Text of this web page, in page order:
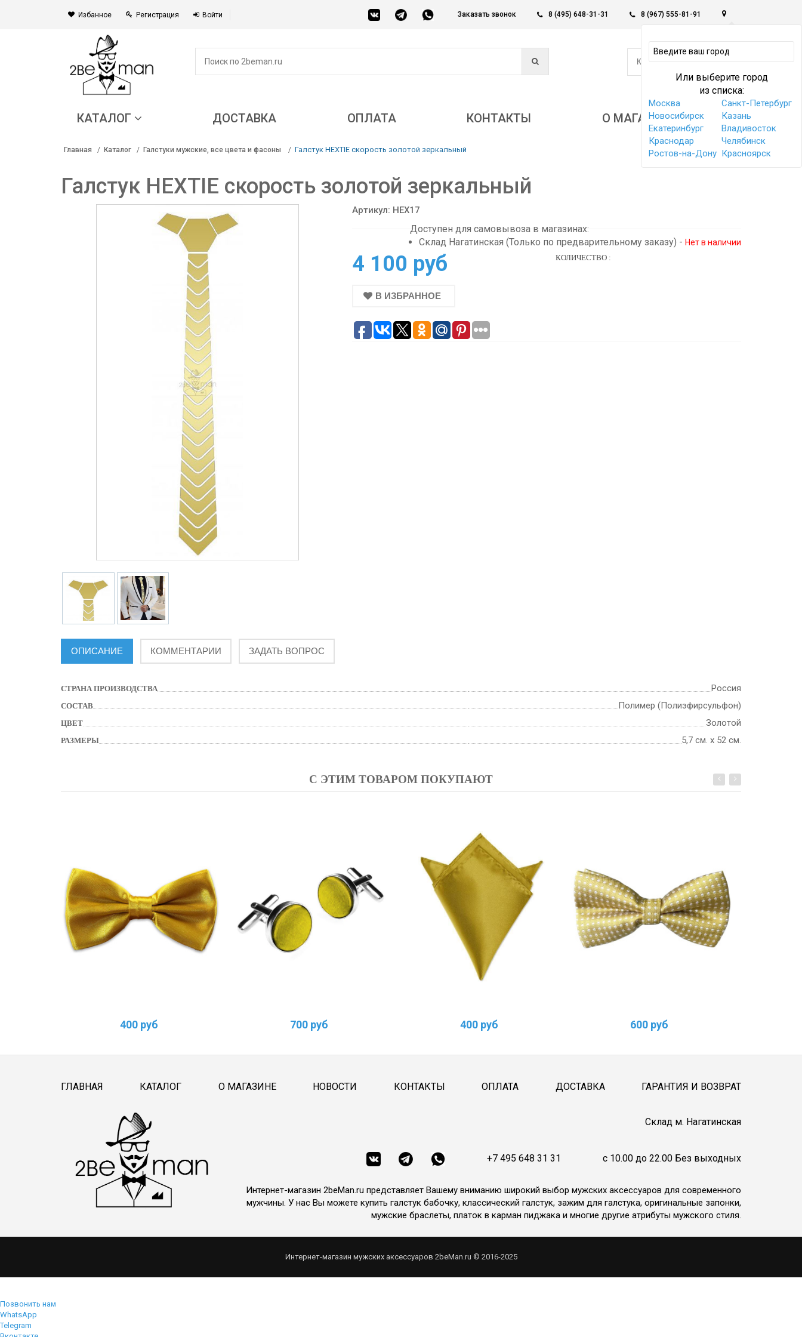
Избанное Регистрация Войти Заказать звонок 8 (495) 648-31-31 8 (967) 555-81-91
Или выберите город
из списка:
Москва
Санкт-Петербург
Новосибирск
Казань
Екатеринбург
Владивосток
Краснодар
Челябинск
Ростов-на-Дону Красноярск
КОРЗИНА -
0
КАТАЛОГ ДОСТАВКА ОПЛАТА КОНТАКТЫ О МАГАЗИНЕ
Главная Каталог Галстуки мужские, все цвета и фасоны Галстук HEXTIE скорость золотой зеркальный
Галстук HEXTIE скорость золотой зеркальный
Артикул: HEX17
Доступен для самовывоза в магазинах:
Склад Нагатинская (Только по предварительному заказу) - Нет в наличии
4 100 руб
В ИЗБРАННОЕ
КОЛИЧЕСТВО :
ОПИСАНИЕ КОММЕНТАРИИ ЗАДАТЬ ВОПРОС
СТРАНА ПРОИЗВОДСТВА Россия
СОСТАВ Полимер (Полиэфирсульфон)
ЦВЕТ Золотой
РАЗМЕРЫ 5,7 см. х 52 см.
С ЭТИМ ТОВАРОМ ПОКУПАЮТ
400 руб 700 руб 400 руб 600 руб
ГЛАВНАЯ КАТАЛОГ О МАГАЗИНЕ НОВОСТИ КОНТАКТЫ ОПЛАТА ДОСТАВКА ГАРАНТИЯ И ВОЗВРАТ
Cклад м. Нагатинская
+7 495 648 31 31 c 10.00 до 22.00 Без выходных
Интернет-магазин 2beMan.ru представляет Вашему вниманию широкий выбор мужских аксессуаров для современного
мужчины. У нас Вы можете купить галстук бабочку, классический галстук, зажим для галстука, оригинальные запонки,
мужские браслеты, платок в карман пиджака и многие другие атрибуты мужского стиля.
Интернет-магазин мужских аксессуаров 2beMan.ru © 2016-2025
Позвонить нам
WhatsApp
Telegram